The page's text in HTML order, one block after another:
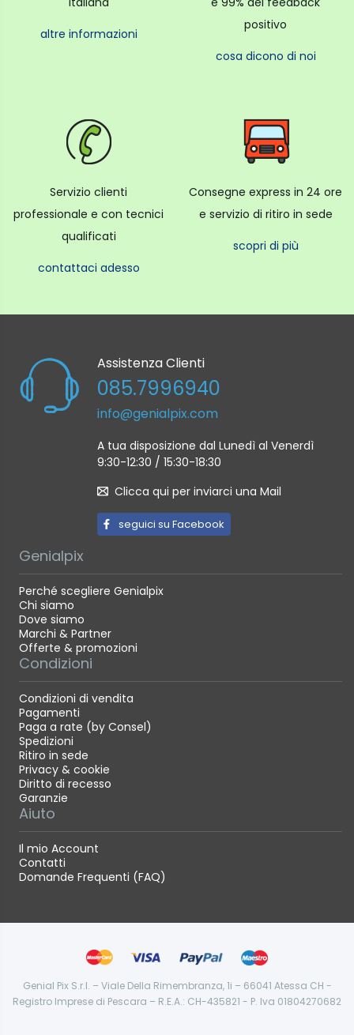
altre informazioni
positivo
cosa dicono di noi
Servizio clienti
professionale e con tecnici
qualificati
contattaci adesso
Consegne express in 24 ore
e servizio di ritiro in sede
scopri di più
Assistenza Clienti
085.7996940
info@genialpix.com
A tua disposizione dal Lunedì al Venerdì
9:30-12:30 / 15:30-18:30
Clicca qui per inviarci una Mail
seguici su Facebook
Genialpix
Perché scegliere Genialpix
Chi siamo
Dove siamo
Marchi & Partner
Offerte & promozioni
Condizioni
Condizioni di vendita
Pagamenti
Paga a rate (by Consel)
Spedizioni
Ritiro in sede
Privacy & cookie
Diritto di recesso
Garanzie
Aiuto
Il mio Account
Contatti
Domande Frequenti (FAQ)
Genial Pix S.r.l. – Viale Della Rimembranza, 1i – 66041 Atessa CH -
Registro Imprese di Pescara – R.E.A.: CH-435821 - P. Iva 01804270682